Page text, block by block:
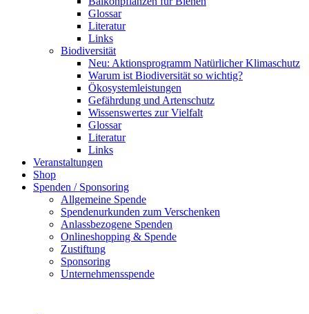
Glossar
Literatur
Links
Biodiversität
Neu: Aktionsprogramm Natürlicher Klimaschutz
Warum ist Biodiversität so wichtig?
Ökosystemleistungen
Gefährdung und Artenschutz
Wissenswertes zur Vielfalt
Glossar
Literatur
Links
Veranstaltungen
Shop
Spenden / Sponsoring
Allgemeine Spende
Spendenurkunden zum Verschenken
Anlassbezogene Spenden
Onlineshopping & Spende
Zustiftung
Sponsoring
Unternehmensspende